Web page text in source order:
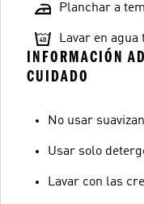
Planchar a
Lavar en agua
INFORMACIÓN
CUIDADO
No usar
Usar solo
Lavar con las